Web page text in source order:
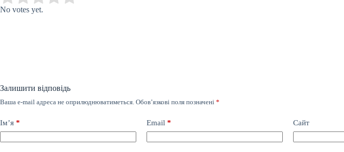
No votes yet.
Залишити відповідь
Ваша e-mail адреса не оприлюднюватиметься. Обов’язкові поля позначені *
Ім’я * Email * Сайт